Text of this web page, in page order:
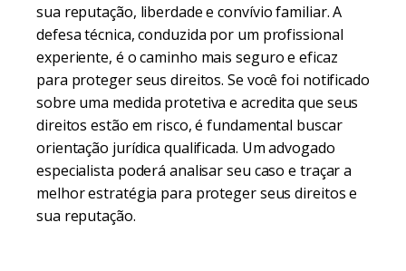
sua reputação, liberdade e convívio familiar. A
defesa técnica, conduzida por um profissional
experiente, é o caminho mais seguro e eficaz
para proteger seus direitos. Se você foi notificado
sobre uma medida protetiva e acredita que seus
direitos estão em risco, é fundamental buscar
orientação jurídica qualificada. Um advogado
especialista poderá analisar seu caso e traçar a
melhor estratégia para proteger seus direitos e
sua reputação.